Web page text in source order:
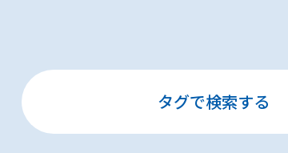
タグで検索する